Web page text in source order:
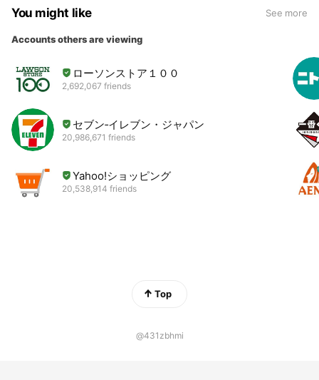
You might like See more
Accounts others are viewing
ローソンストア１００
2,692,067 friends
セブン‐イレブン・ジャパン
20,986,671 friends
Yahoo!ショッピング
20,538,914 friends
Top
@431zbhmi